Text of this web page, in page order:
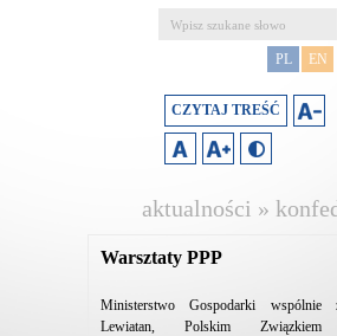
PL EN
CZYTAJ TREŚĆ
aktualności »
Warsztaty PPP
Ministerstwo Gospodarki wspólnie
Lewiatan, Polskim Związkiem